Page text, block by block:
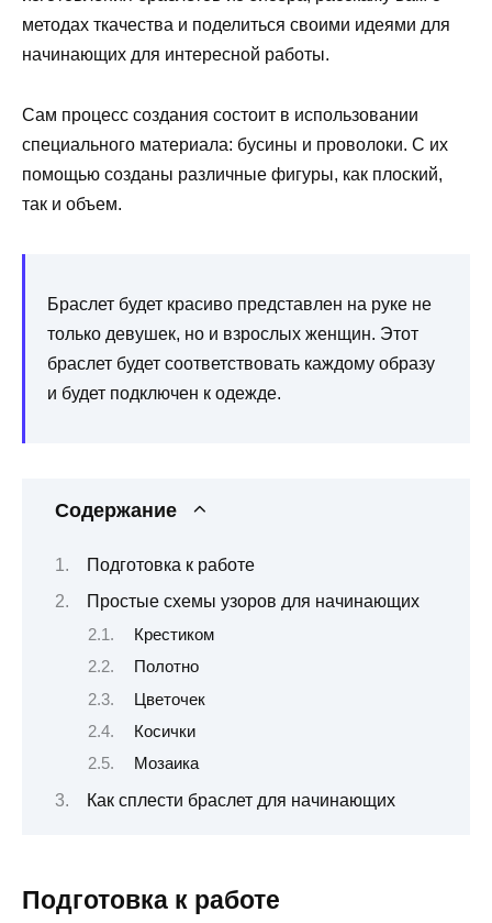
методах ткачества и поделиться своими идеями для
начинающих для интересной работы.
Сам процесс создания состоит в использовании
специального материала: бусины и проволоки. С их
помощью созданы различные фигуры, как плоский,
так и объем.
Браслет будет красиво представлен на руке не
только девушек, но и взрослых женщин. Этот
браслет будет соответствовать каждому образу
и будет подключен к одежде.
Содержание
Подготовка к работе
Простые схемы узоров для начинающих
Крестиком
Полотно
Цветочек
Косички
Мозаика
Как сплести браслет для начинающих
Подготовка к работе